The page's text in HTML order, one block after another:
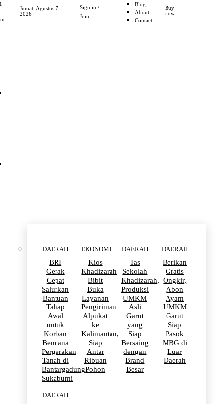
Jumat, Agustus 7,
2026
Sign in /
Join
Blog
About
Contact
Buy
now
DAERAH
BRI
Gerak
Cepat
Salurkan
Bantuan
Tahap
Awal
untuk
Korban
Bencana
Pergerakan
Tanah di
Bantargadung
Sukabumi
EKONOMI
Kios
Khadizarah
Bibit
Buka
Layanan
Pengiriman
Alpukat
ke
Kalimantan,
Siap
Antar
Ribuan
Pohon
DAERAH
Tas
Sekolah
Khadizarah,
Produksi
UMKM
Asli
Garut
yang
Siap
Bersaing
dengan
Brand
Besar
DAERAH
Berikan
Gratis
Ongkir,
Abon
Ayam
UMKM
Garut
Siap
Pasok
MBG di
Luar
Daerah
DAERAH